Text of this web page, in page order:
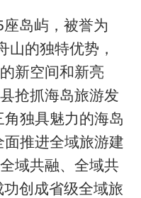
岛屿，被誉为
山的独特优势，
新空间和新亮
抢抓海岛旅游发
角独具魅力的海岛
面推进全域旅游建
域共融、全域共
创成省级全域旅